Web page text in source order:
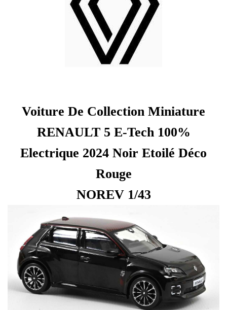
Voiture De Collection Miniature
RENAULT 5 E-Tech 100%
Electrique 2024 Noir Etoilé Déco
Rouge
NOREV 1/43